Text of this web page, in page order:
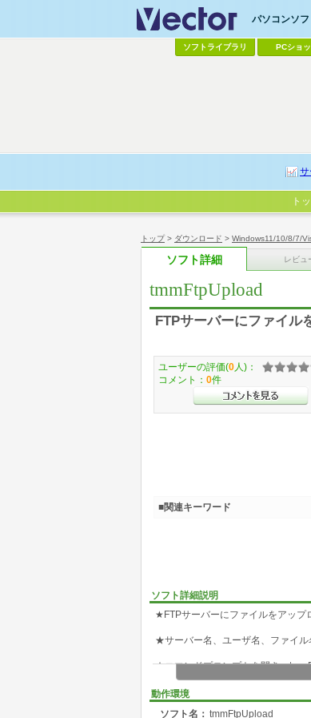
トップ> ダウンロード > Windows11/10/8/7/
ソフト詳細 レビュ
tmmFtpUpload
FTPサーバーにファイル
ソフト詳細説明
★FTPサーバーにファイルをアップ
★サーバー名、ユーザ名、ファイル
★コマンドプロンプトを開き、
さい。
tmmFtpUpload.exe PARAMS
動作環境
ソフト名： tmmFtpUpload
ユーザーの評価(0 人)：
コメント： 0件
■関連キーワード
パソコンソ
ソフトライブラリ PCショ
サ
ト